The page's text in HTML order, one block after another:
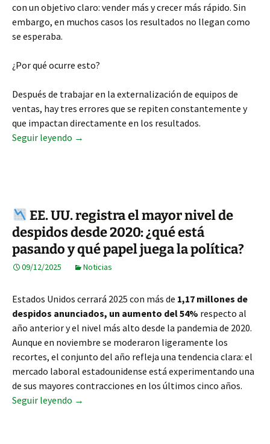
con un objetivo claro: vender más y crecer más rápido. Sin
embargo, en muchos casos los resultados no llegan como
se esperaba.
¿Por qué ocurre esto?
Después de trabajar en la externalización de equipos de
ventas, hay tres errores que se repiten constantemente y
que impactan directamente en los resultados.
Seguir leyendo Externalización comercial: 3 errores que
→
EE. UU. registra el mayor nivel de
despidos desde 2020: ¿qué está
pasando y qué papel juega la política?
09/12/2025 Noticias
Estados Unidos cerrará 2025 con más de 1,17 millones de
despidos anunciados, un aumento del 54% respecto al
año anterior y el nivel más alto desde la pandemia de 2020.
Aunque en noviembre se moderaron ligeramente los
recortes, el conjunto del año refleja una tendencia clara: el
mercado laboral estadounidense está experimentando una
de sus mayores contracciones en los últimos cinco años.
Seguir leyendo EE. UU. registra el mayor nivel de despidos
→